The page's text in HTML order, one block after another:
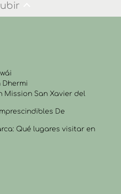
Dhermi
Mission San Xavier del
De
Qué lugares visitar en